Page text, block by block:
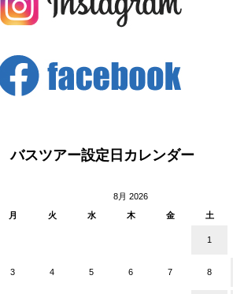
バスツアー設定日カレンダー
8月 2026
月
火 水 木 金 土
1
3 4 5 6 7 8